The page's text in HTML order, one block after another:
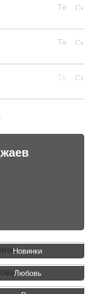
Новинки
Любовь